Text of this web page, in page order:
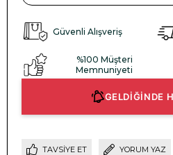
Güvenli Alışveriş
%100 Müşteri
Memnuniyeti
GELDİĞİNDE
TAVSIYE ET YORUM YAZ